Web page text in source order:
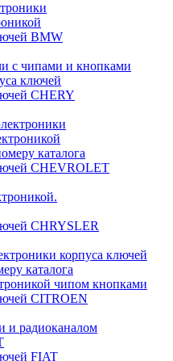
BMW
c чипами и кнопками
ключей
CHERY
каталога
CHEVROLET
CHRYSLER
корпуса ключей
каталога
чипом кнопками
CITROEN
и радиоканалом
FIAT